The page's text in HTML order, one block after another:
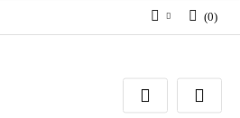
Dodaj zgłoszenie
(0)